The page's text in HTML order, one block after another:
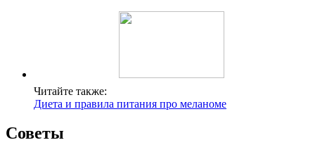
Читайте также:
Диета и правила питания про меланоме
Советы